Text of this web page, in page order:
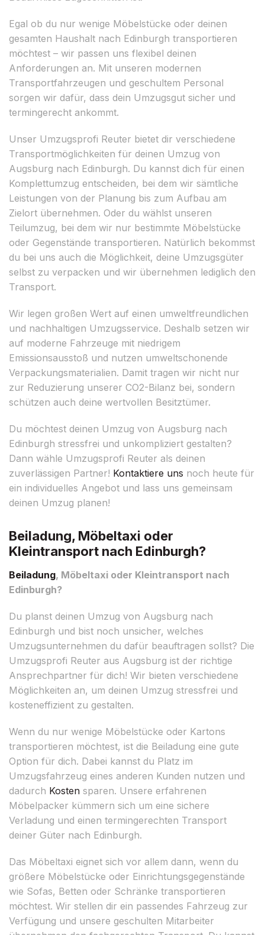
Egal ob du nur wenige Möbelstücke oder deinen
gesamten Haushalt nach Edinburgh transportieren
möchtest – wir passen uns flexibel deinen
Anforderungen an. Mit unseren modernen
Transportfahrzeugen und geschultem Personal
sorgen wir dafür, dass dein Umzugsgut sicher und
termingerecht ankommt.
Unser Umzugsprofi Reuter bietet dir verschiedene
Transportmöglichkeiten für deinen Umzug von
Augsburg nach Edinburgh. Du kannst dich für einen
Komplettumzug entscheiden, bei dem wir sämtliche
Leistungen von der Planung bis zum Aufbau am
Zielort übernehmen. Oder du wählst unseren
Teilumzug, bei dem wir nur bestimmte Möbelstücke
oder Gegenstände transportieren. Natürlich bekommst
du bei uns auch die Möglichkeit, deine Umzugsgüter
selbst zu verpacken und wir übernehmen lediglich den
Transport.
Wir legen großen Wert auf einen umweltfreundlichen
und nachhaltigen Umzugsservice. Deshalb setzen wir
auf moderne Fahrzeuge mit niedrigem
Emissionsausstoß und nutzen umweltschonende
Verpackungsmaterialien. Damit tragen wir nicht nur
zur Reduzierung unserer CO2-Bilanz bei, sondern
schützen auch deine wertvollen Besitztümer.
Du möchtest deinen Umzug von Augsburg nach
Edinburgh stressfrei und unkompliziert gestalten?
Dann wähle Umzugsprofi Reuter als deinen
zuverlässigen Partner! Kontaktiere uns noch heute für
ein individuelles Angebot und lass uns gemeinsam
deinen Umzug planen!
Beiladung, Möbeltaxi oder
Kleintransport nach Edinburgh?
Beiladung, Möbeltaxi oder Kleintransport nach
Edinburgh?
Du planst deinen Umzug von Augsburg nach
Edinburgh und bist noch unsicher, welches
Umzugsunternehmen du dafür beauftragen sollst? Die
Umzugsprofi Reuter aus Augsburg ist der richtige
Ansprechpartner für dich! Wir bieten verschiedene
Möglichkeiten an, um deinen Umzug stressfrei und
kosteneffizient zu gestalten.
Wenn du nur wenige Möbelstücke oder Kartons
transportieren möchtest, ist die Beiladung eine gute
Option für dich. Dabei kannst du Platz im
Umzugsfahrzeug eines anderen Kunden nutzen und
dadurch Kosten sparen. Unsere erfahrenen
Möbelpacker kümmern sich um eine sichere
Verladung und einen termingerechten Transport
deiner Güter nach Edinburgh.
Das Möbeltaxi eignet sich vor allem dann, wenn du
größere Möbelstücke oder Einrichtungsgegenstände
wie Sofas, Betten oder Schränke transportieren
möchtest. Wir stellen dir ein passendes Fahrzeug zur
Verfügung und unsere geschulten Mitarbeiter